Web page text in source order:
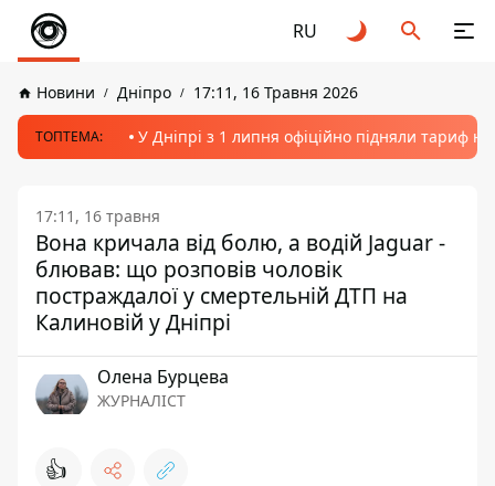
RU
Новини Дніпро 17:11, 16 Травня 2026
ТОПТЕМА: У Дніпрі з 1 липня офіційно підняли тариф
17:11, 16 травня
Вона кричала від болю, а водій Jaguar -
блював: що розповів чоловік
постраждалої у смертельній ДТП на
Калиновій у Дніпрі
Олена Бурцева
ЖУРНАЛІСТ
👍